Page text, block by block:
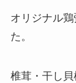
オリジナル
た。
椎茸・干し